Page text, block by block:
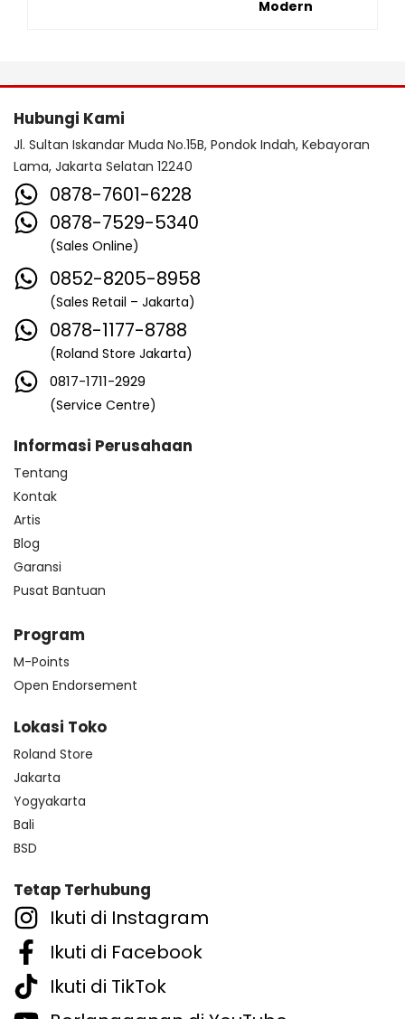
Modern
Hubungi Kami
Jl. Sultan Iskandar Muda No.15B, Pondok Indah, Kebayoran
Lama, Jakarta Selatan 12240
0878-7601-6228
0878-7529-5340
(Sales Online)
0852-8205-8958
(Sales Retail – Jakarta)
0878-1177-8788
(Roland Store Jakarta)
0817-1711-2929
(Service Centre)
Informasi Perusahaan
Tentang
Kontak
Artis
Blog
Garansi
Pusat Bantuan
Program
M-Points
Open Endorsement
Lokasi Toko
Roland Store
Jakarta
Yogyakarta
Bali
BSD
Tetap Terhubung
Ikuti di Instagram
Ikuti di Facebook
Ikuti di TikTok